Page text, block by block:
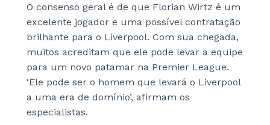
O consenso geral é de que Florian Wirtz é um
excelente jogador e uma possível contratação
brilhante para o Liverpool. Com sua chegada,
muitos acreditam que ele pode levar a equipe
para um novo patamar na Premier League.
‘Ele pode ser o homem que levará o Liverpool
a uma era de domínio’, afirmam os
especialistas.